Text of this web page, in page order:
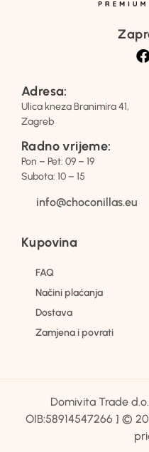
Adresa:
Ulica kneza Branimira 41,
Zagreb
Radno vrijeme:
Pon – Pet: 09 – 19
Subota: 10 – 15
info@choconillas.eu
Kupovina
FAQ
Načini plaćanja
Dostava
Zamjena i povrati
Domivita Trade
OIB:58914547266 ] ©